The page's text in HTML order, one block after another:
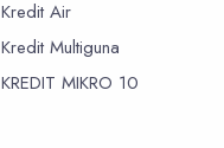
Kredit Air
Kredit Multiguna
KREDIT MIKRO 10